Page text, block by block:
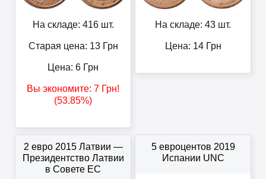
На складе: 416 шт.
Старая цена: 13Грн
Цена: 6 Грн
Вы экономите: 7 Грн!
(53.85%)
На складе: 43 шт.
Цена: 14Грн
2 евро 2015 Латвии —
Президентство Латвии
в Совете ЕС
5 евроцентов 2019
Испании UNC